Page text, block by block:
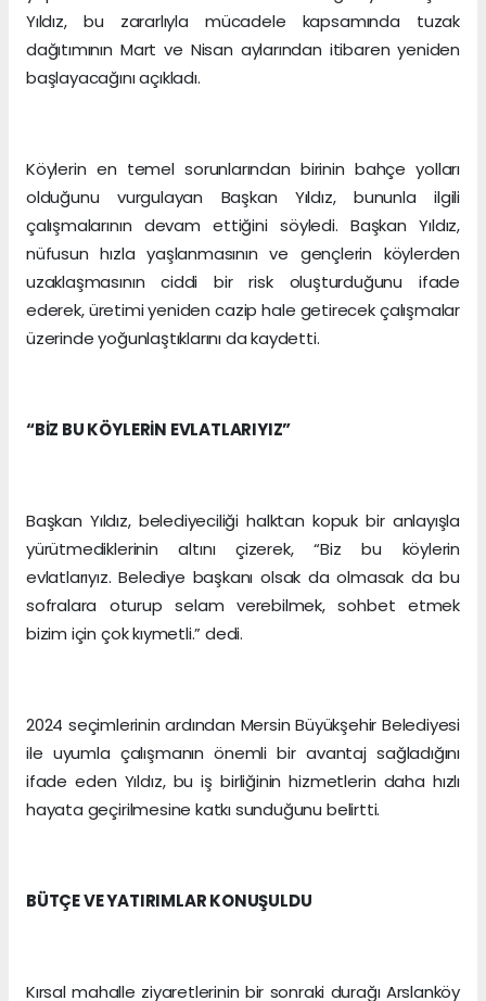
Yıldız, bu zararlıyla mücadele kapsamında tuzak
dağıtımının Mart ve Nisan aylarından itibaren yeniden
başlayacağını açıkladı.
Köylerin en temel sorunlarından birinin bahçe yolları
olduğunu vurgulayan Başkan Yıldız, bununla ilgili
çalışmalarının devam ettiğini söyledi. Başkan Yıldız,
nüfusun hızla yaşlanmasının ve gençlerin köylerden
uzaklaşmasının ciddi bir risk oluşturduğunu ifade
ederek, üretimi yeniden cazip hale getirecek çalışmalar
üzerinde yoğunlaştıklarını da kaydetti.
“BİZ BU KÖYLERİN EVLATLARIYIZ”
Başkan Yıldız, belediyeciliği halktan kopuk bir anlayışla
yürütmediklerinin altını çizerek, “Biz bu köylerin
evlatlarıyız. Belediye başkanı olsak da olmasak da bu
sofralara oturup selam verebilmek, sohbet etmek
bizim için çok kıymetli.” dedi.
2024 seçimlerinin ardından Mersin Büyükşehir Belediyesi
ile uyumla çalışmanın önemli bir avantaj sağladığını
ifade eden Yıldız, bu iş birliğinin hizmetlerin daha hızlı
hayata geçirilmesine katkı sunduğunu belirtti.
BÜTÇE VE YATIRIMLAR KONUŞULDU
Kırsal mahalle ziyaretlerinin bir sonraki durağı Arslanköy